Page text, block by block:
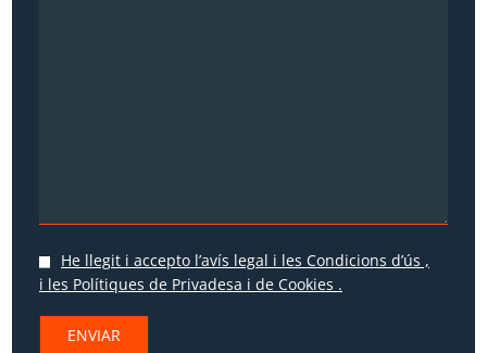
He llegit i accepto l’avís legal i les Condicions d’ús ,
i les Polítiques de Privadesa i de Cookies .